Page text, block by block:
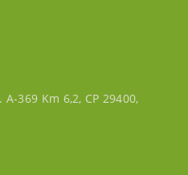
369 Km 6,2, CP 29400,